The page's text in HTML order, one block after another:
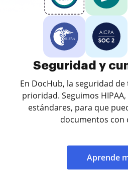
Seguridad y
En DocHub, la seguridad
prioridad. Seguimos HIPAA,
estándares, para que
documentos con
Aprende